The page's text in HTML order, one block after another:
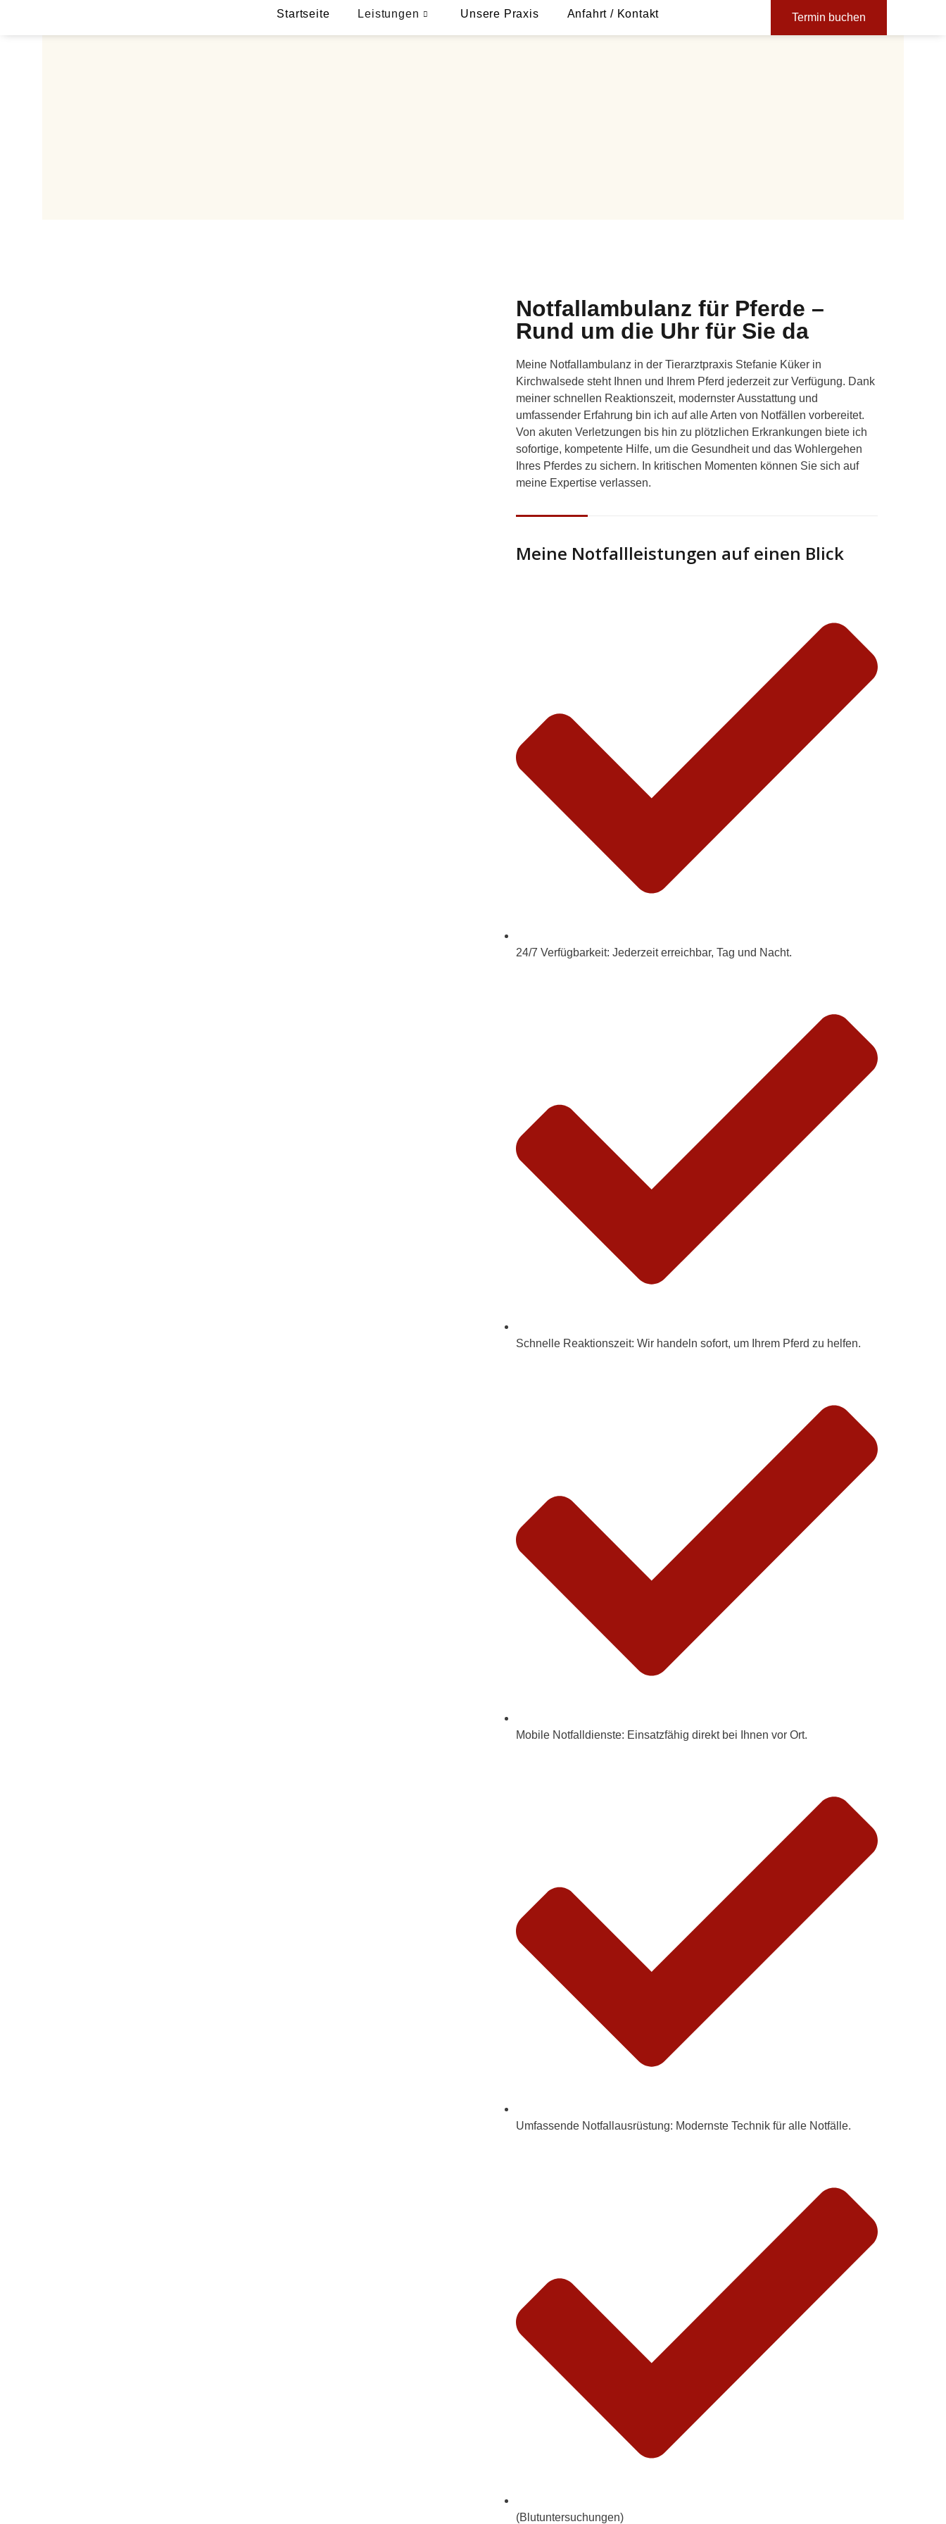
Startseite Leistungen Unsere Praxis Anfahrt / Kontakt Termin buchen
Notfallambulanz für Pferde –
Rund um die Uhr für Sie da
Meine Notfallambulanz in der Tierarztpraxis Stefanie Küker in
Kirchwalsede steht Ihnen und Ihrem Pferd jederzeit zur Verfügung. Dank
meiner schnellen Reaktionszeit, modernster Ausstattung und
umfassender Erfahrung bin ich auf alle Arten von Notfällen vorbereitet.
Von akuten Verletzungen bis hin zu plötzlichen Erkrankungen biete ich
sofortige, kompetente Hilfe, um die Gesundheit und das Wohlergehen
Ihres Pferdes zu sichern. In kritischen Momenten können Sie sich auf
meine Expertise verlassen.
Meine Notfallleistungen auf einen Blick
24/7 Verfügbarkeit: Jederzeit erreichbar, Tag und Nacht.
Schnelle Reaktionszeit: Wir handeln sofort, um Ihrem Pferd zu helfen.
Mobile Notfalldienste: Einsatzfähig direkt bei Ihnen vor Ort.
Umfassende Notfallausrüstung: Modernste Technik für alle Notfälle.
(Blutuntersuchungen)